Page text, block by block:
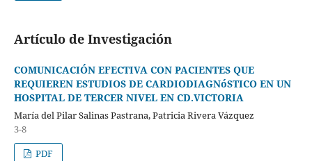
Artículo de Investigación
COMUNICACIÓN EFECTIVA CON PACIENTES QUE
REQUIEREN ESTUDIOS DE CARDIODIAGNóSTICO EN UN
HOSPITAL DE TERCER NIVEL EN CD.VICTORIA
María del Pilar Salinas Pastrana, Patricia Rivera Vázquez
3-8
PDF